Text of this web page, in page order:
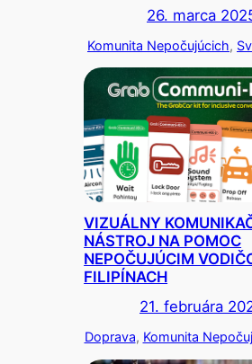
26. marca
Komunita Nepočujúcich,
VIZUÁLNY
NÁSTROJ NA POMOC
NEPOČUJÚCIM
FILIPÍNACH
21. februára
Doprava, Komunita